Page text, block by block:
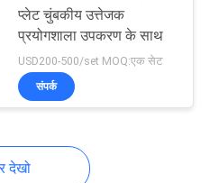
प्लेट चुंबकीय उत्तेजक
प्रयोगशाला उपकरण के साथ
USD200-500/set MOQ:एक सेट
संपर्क
देखो